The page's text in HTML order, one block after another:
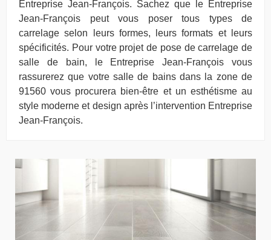
Entreprise Jean-François. Sachez que le Entreprise
Jean-François peut vous poser tous types de
carrelage selon leurs formes, leurs formats et leurs
spécificités. Pour votre projet de pose de carrelage de
salle de bain, le Entreprise Jean-François vous
rassurerez que votre salle de bains dans la zone de
91560 vous procurera bien-être et un esthétisme au
style moderne et design après l’intervention Entreprise
Jean-François.